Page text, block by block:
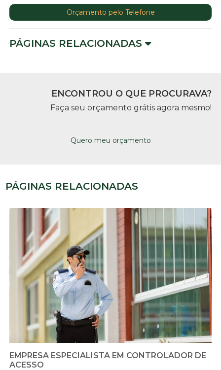
Orçamento pelo Telefone
PÁGINAS RELACIONADAS
ENCONTROU O QUE PROCURAVA?
Faça seu orçamento grátis agora mesmo!
Quero meu orçamento
PÁGINAS RELACIONADAS
EMPRESA ESPECIALISTA EM CONTROLADOR DE
ACESSO